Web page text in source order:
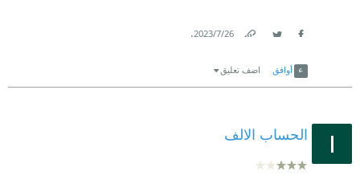
26‏/7‏/2023
.
أوافق اضف تعليق
الحساب الالف